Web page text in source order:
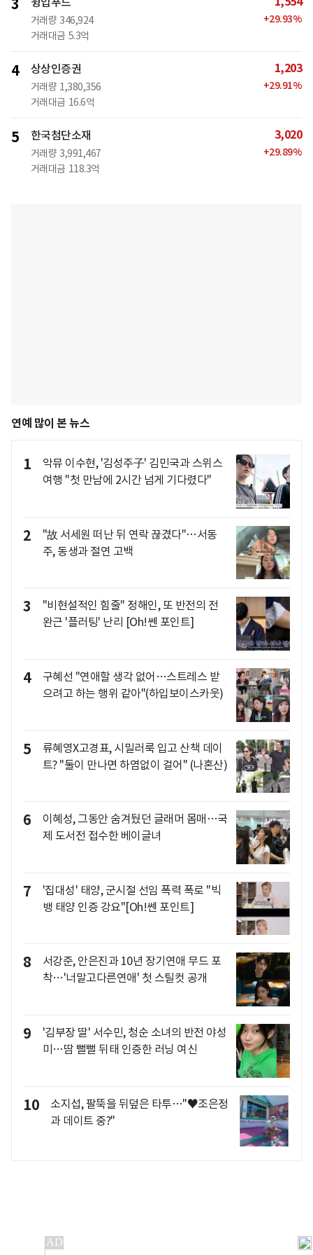
3
거래량 346,924
거래대금 5.3억
+29.93%
4 상상인증권
거래량 1,380,356
거래대금 16.6억
1,203
+29.91%
5 한국첨단소재
거래량 3,991,467
거래대금 118.3억
3,020
+29.89%
연예 많이 본 뉴스
1
악뮤 이수현, '김성주子' 김민국과 스위스
여행 "첫 만남에 2시간 넘게 기다렸다"
2
"故 서세원 떠난 뒤 연락 끊겼다"…서동
주, 동생과 절연 고백
3
"비현설적인 힘줄" 정해인, 또 반전의 전
완근 '플러팅' 난리 [Oh!쎈 포인트]
4
구혜선 "연애할 생각 없어…스트레스 받
으려고 하는 행위 같아"(하입보이스카웃)
5
류혜영X고경표, 시밀러룩 입고 산책 데이
트? "둘이 만나면 하염없이 걸어" (나혼산)
6
이혜성, 그동안 숨겨뒀던 글래머 몸매…국
제 도서전 접수한 베이글녀
7
'집대성' 태양, 군시절 선임 폭력 폭로 "빅
뱅 태양 인증 강요"[Oh!쎈 포인트]
8
서강준, 안은진과 10년 장기연애 무드 포
착…'너말고다른연애' 첫 스틸컷 공개
9
'김부장 딸' 서수민, 청순 소녀의 반전 야성
미…땀 뻘뻘 뒤태 인증한 러닝 여신
10
소지섭, 팔뚝을 뒤덮은 타투…"♥조은정
과 데이트 중?"